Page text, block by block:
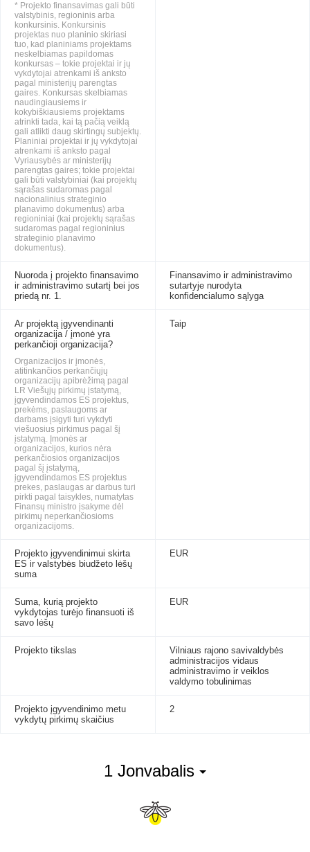
* Projekto finansavimas gali būti
valstybinis, regioninis arba
konkursinis. Konkursinis
projektas nuo planinio skiriasi
tuo, kad planiniams projektams
neskelbiamas papildomas
konkursas – tokie projektai ir jų
vykdytojai atrenkami iš anksto
pagal ministerijų parengtas
gaires. Konkursas skelbiamas
naudingiausiems ir
kokybiškiausiems projektams
atrinkti tada, kai tą pačią veiklą
gali atlikti daug skirtingų subjektų.
Planiniai projektai ir jų vykdytojai
atrenkami iš anksto pagal
Vyriausybės ar ministerijų
parengtas gaires; tokie projektai
gali būti valstybiniai (kai projektų
sąrašas sudaromas pagal
nacionalinius strateginio
planavimo dokumentus) arba
regioniniai (kai projektų sąrašas
sudaromas pagal regioninius
strateginio planavimo
dokumentus).
Nuoroda į projekto finansavimo
ir administravimo sutartį bei jos
priedą nr. 1.
Finansavimo ir administravimo
sutartyje nurodyta
konfidencialumo sąlyga
Ar projektą įgyvendinanti
organizacija / įmonė yra
perkančioji organizacija?
Organizacijos ir įmonės,
atitinkančios perkančiųjų
organizacijų apibrėžimą pagal
LR Viešųjų pirkimų įstatymą,
įgyvendindamos ES projektus,
prekėms, paslaugoms ar
darbams įsigyti turi vykdyti
viešuosius pirkimus pagal šį
įstatymą. Įmonės ar
organizacijos, kurios nėra
perkančiosios organizacijos
pagal šį įstatymą,
įgyvendindamos ES projektus
prekes, paslaugas ar darbus turi
pirkti pagal taisykles, numatytas
Finansų ministro įsakyme dėl
pirkimų neperkančiosioms
organizacijoms.
Taip
Projekto įgyvendinimui skirta
ES ir valstybės biudžeto lėšų
suma
EUR
Suma, kurią projekto
vykdytojas turėjo finansuoti iš
savo lėšų
EUR
Projekto tikslas
Vilniaus rajono savivaldybės
administracijos vidaus
administravimo ir veiklos
valdymo tobulinimas
Projekto įgyvendinimo metu
vykdytų pirkimų skaičius
2
1 Jonvabalis